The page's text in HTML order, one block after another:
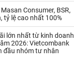
Xăng dầu
Consumer, BSR,
tỷ lệ cao nhất 100%
lớn nhất từ kinh doanh
2026: Vietcombank
đầu nhóm tư nhân